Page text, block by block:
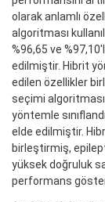
olarak anlamlı
algoritması
%96,65 ve
edilmiştir. Hibrit
edilen özellikler
seçimi
yöntemle
elde edilmiştir.
birleştirmiş,
yüksek doğruluk
performans